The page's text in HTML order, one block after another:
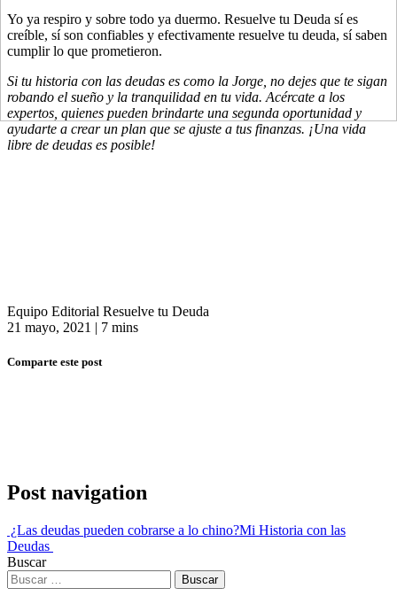
Yo ya respiro y sobre todo ya duermo. Resuelve tu Deuda sí es
creíble, sí son confiables y efectivamente resuelve tu deuda, sí saben
cumplir lo que prometieron.
Si tu historia con las deudas es como la Jorge, no dejes que te sigan
robando el sueño y la tranquilidad en tu vida. Acércate a los
expertos, quienes pueden brindarte una segunda oportunidad y
ayudarte a crear un plan que se ajuste a tus finanzas. ¡Una vida
libre de deudas es posible!
Equipo Editorial Resuelve tu Deuda
21 mayo, 2021 | 7 mins
Comparte este post
Post navigation
¿Las deudas pueden cobrarse a lo chino?Mi Historia con las
Deudas
Buscar